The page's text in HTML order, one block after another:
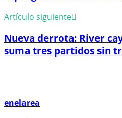
Artículo siguiente
Nueva derrota: River
suma tres partidos sin
enelarea